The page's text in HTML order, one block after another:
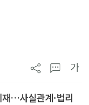
가
…사실관계·법리